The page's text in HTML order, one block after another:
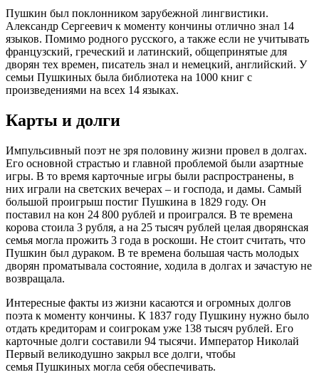
Пушкин был поклонником зарубежной лингвистики.
Александр Сергеевич к моменту кончины отлично знал 14
языков. Помимо родного русского, а также если не учитывать
французский, греческий и латинский, общепринятые для
дворян тех времен, писатель знал и немецкий, английский. У
семьи Пушкиных была библиотека на 1000 книг с
произведениями на всех 14 языках.
Карты и долги
Импульсивный поэт не зря половину жизни провел в долгах.
Его основной страстью и главной проблемой были азартные
игры. В то время карточные игры были распространены, в
них играли на светских вечерах – и господа, и дамы. Самый
большой проигрыш постиг Пушкина в 1829 году. Он
поставил на кон 24 800 рублей и проигрался. В те времена
корова стоила 3 рубля, а на 25 тысяч рублей целая дворянская
семья могла прожить 3 года в роскоши. Не стоит считать, что
Пушкин был дураком. В те времена большая часть молодых
дворян проматывала состояние, ходила в долгах и зачастую не
возвращала.
Интересные факты из жизни касаются и огромных долгов
поэта к моменту кончины. К 1837 году Пушкину нужно было
отдать кредиторам и соигрокам уже 138 тысяч рублей. Его
карточные долги составили 94 тысячи. Император Николай
Первый великодушно закрыл все долги, чтобы
семья Пушкиных могла себя обеспечивать.